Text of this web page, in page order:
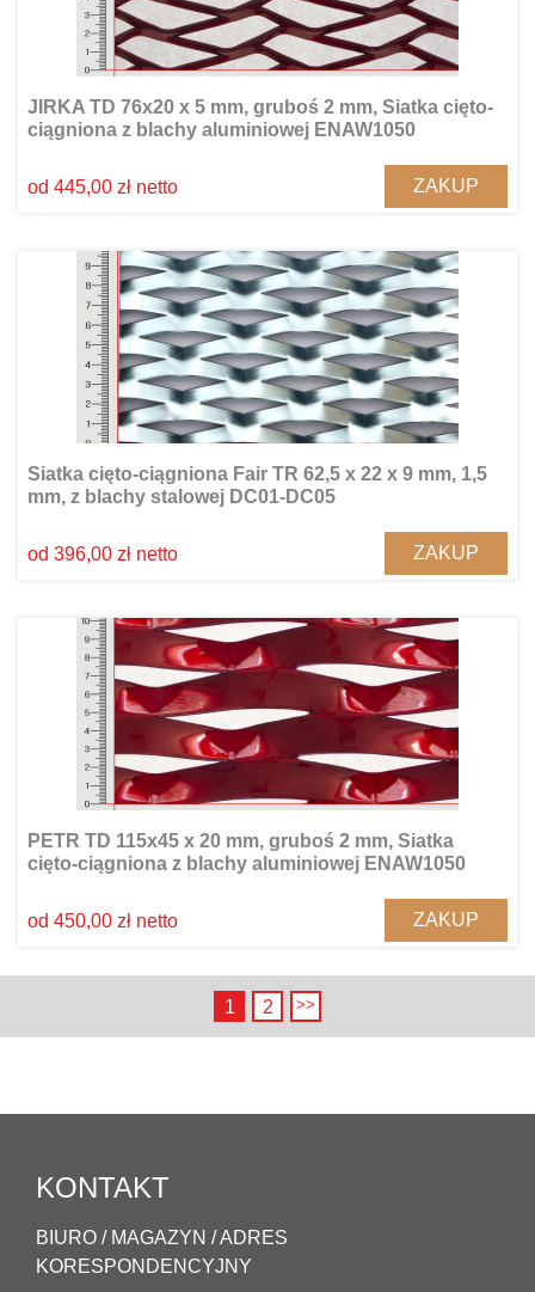
JIRKA TD 76x20 x 5 mm, gruboś 2 mm, Siatka cięto-
ciągniona z blachy aluminiowej ENAW1050
od 445,00 zł netto ZAKUP
Siatka cięto-ciągniona Fair TR 62,5 x 22 x 9 mm, 1,5
mm, z blachy stalowej DC01-DC05
od 396,00 zł netto ZAKUP
PETR TD 115x45 x 20 mm, gruboś 2 mm, Siatka
cięto-ciągniona z blachy aluminiowej ENAW1050
od 450,00 zł netto ZAKUP
1 2
KONTAKT
BIURO / MAGAZYN / ADRES
KORESPONDENCYJNY